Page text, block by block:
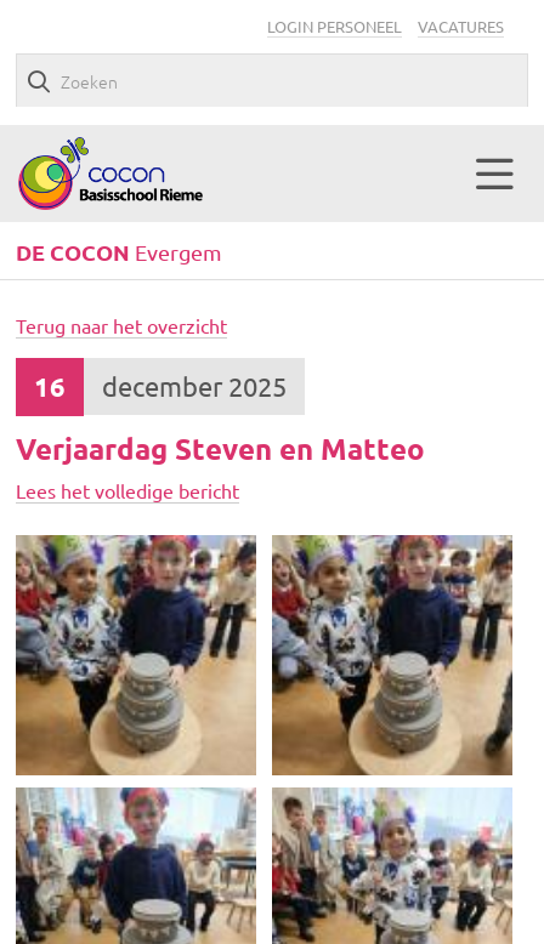
LOGIN PERSONEEL VACATURES
DE COCON Evergem
Terug naar het overzicht
16 december 2025
Verjaardag Steven en Matteo
Lees het volledige bericht